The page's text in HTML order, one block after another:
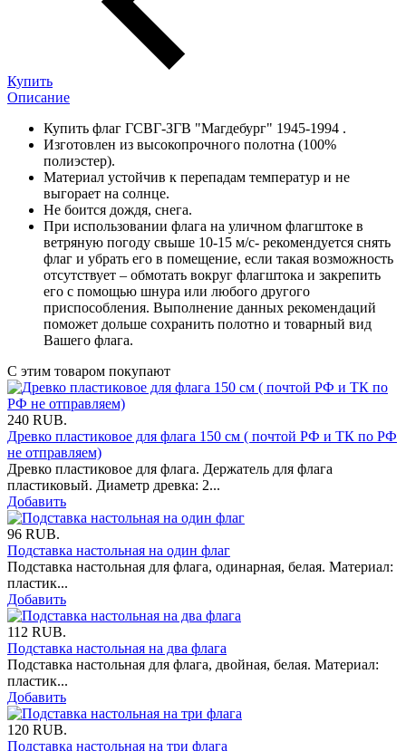
Купить
Описание
Купить флаг ГСВГ-ЗГВ "Магдебург" 1945-1994 .
Изготовлен из высокопрочного полотна (100%
полиэстер).
Материал устойчив к перепадам температур и не
выгорает на солнце.
Не боится дождя, снега.
При использовании флага на уличном флагштоке в
ветряную погоду свыше 10-15 м/с- рекомендуется снять
флаг и убрать его в помещение, если такая возможность
отсутствует – обмотать вокруг флагштока и закрепить
его с помощью шнура или любого другого
приспособления. Выполнение данных рекомендаций
поможет дольше сохранить полотно и товарный вид
Вашего флага.
С этим товаром покупают
240 RUB.
Древко пластиковое для флага 150 см ( почтой РФ и ТК по РФ
не отправляем)
Древко пластиковое для флага. Держатель для флага
пластиковый. Диаметр древка: 2...
Добавить
96 RUB.
Подставка настольная на один флаг
Подставка настольная для флага, одинарная, белая. Материал:
пластик...
Добавить
112 RUB.
Подставка настольная на два флага
Подставка настольная для флага, двойная, белая. Материал:
пластик...
Добавить
120 RUB.
Подставка настольная на три флага